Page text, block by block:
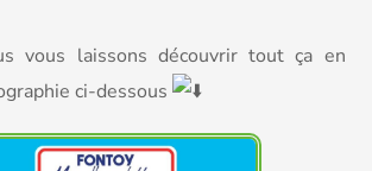
vous laissons découvrir tout ça en
ci-dessous